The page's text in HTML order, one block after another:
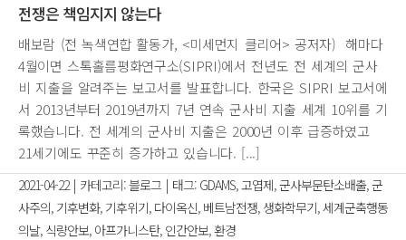
전쟁은 책임지지 않는다
배보람 (전 녹색연합 활동가, <미세먼지 클리어> 공저자) 해마다
4월이면 스톡홀름평화연구소(SIPRI)에서 전년도 전 세계의 군사
비 지출을 알려주는 보고서를 발표합니다. 한국은 SIPRI 보고서에
서 2013년부터 2019년까지 7년 연속 군사비 지출 세계 10위를 기
록했습니다. 전 세계의 군사비 지출은 2000년 이후 급증하였고
21세기에도 꾸준히 증가하고 있습니다. [...]
2021-04-22 | 카테고리:블로그 | 태그: GDAMS,고엽제,군사부문탄소배출,군
사주의, 기후변화, 기후위기, 다이옥신, 베트남전쟁, 생화학무기,세계군축행동
의날, 식량안보, 아프가니스탄, 인간안보,환경